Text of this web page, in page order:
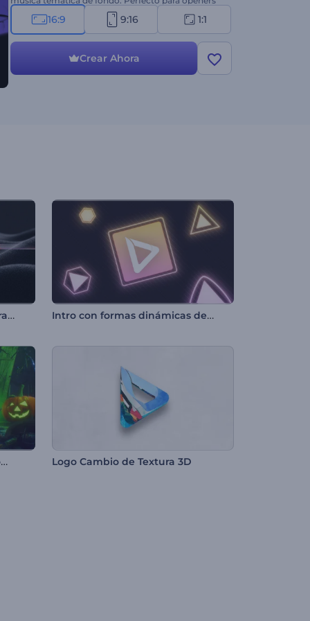
de festividades, saludos en video, promociones o
invitaciones de eventos espeluznantes y muchos
otros proyectos. Entonces, ¿por qué esperar? ¡Crea
tu video embrujado hoy y deja una impresión
duradera en tu audiencia!
16:9 9:16 1:1
Crear Ahora
Introducción Distorsión Abstracta Intro con formas dinámicas de neón
Opener de pesadilla de Halloween Logo Cambio de Textura 3D